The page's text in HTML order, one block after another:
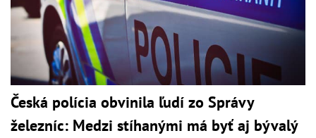
Česká polícia obvinila ľudí zo Správy
železníc: Medzi stíhanými má byť aj bývalý